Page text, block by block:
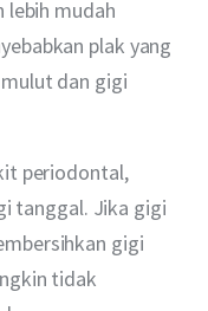
lebih mudah
plak yang
dan gigi
periodontal,
tanggal. Jika gigi
gigi
tidak